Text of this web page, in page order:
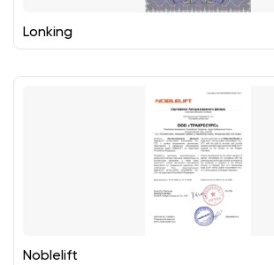
Lonking
Noblelift